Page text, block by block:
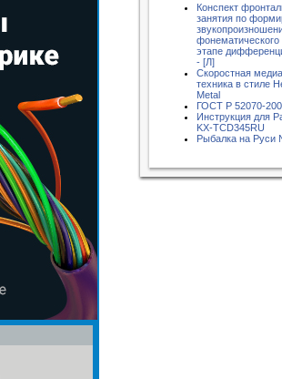
Конспект
занятия по
фонематического
этапе
- [Л]
Скоростная
техника в стиле
Metal
ГОСТ Р 52070-
Инструкция для
KX-TCD345RU
Рыбалка на Руси